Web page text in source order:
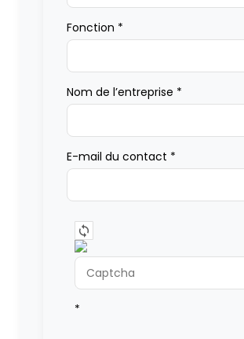
Fonction *
Nom de l’entreprise *
E-mail du contact *
*